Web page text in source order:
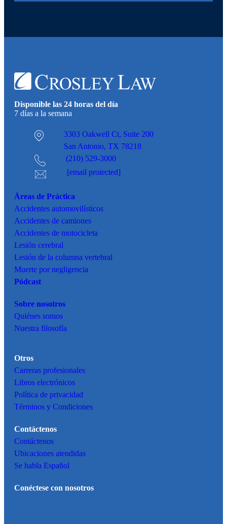
Disponible las 24 horas del día
7 días a la semana
3303 Oakwell Ct, Suite 200
San Antonio, TX 78218
(210) 529-3000
[email protected]
Áreas de Práctica
Accidentes automovilísticos
Accidentes de camiones
Accidentes de motocicleta
Lesión cerebral
Lesión de la columna vertebral
Muerte por negligencia
Pódcast
Sobre nosotros
Quiénes somos
Nuestra filosofía
Otros
Carreras profesionales
Libros electrónicos
Política de privacidad
Términos y Condiciones
Contáctenos
Contáctenos
Ubicaciones atendidas
Se habla Español
Conéctese con nosotros